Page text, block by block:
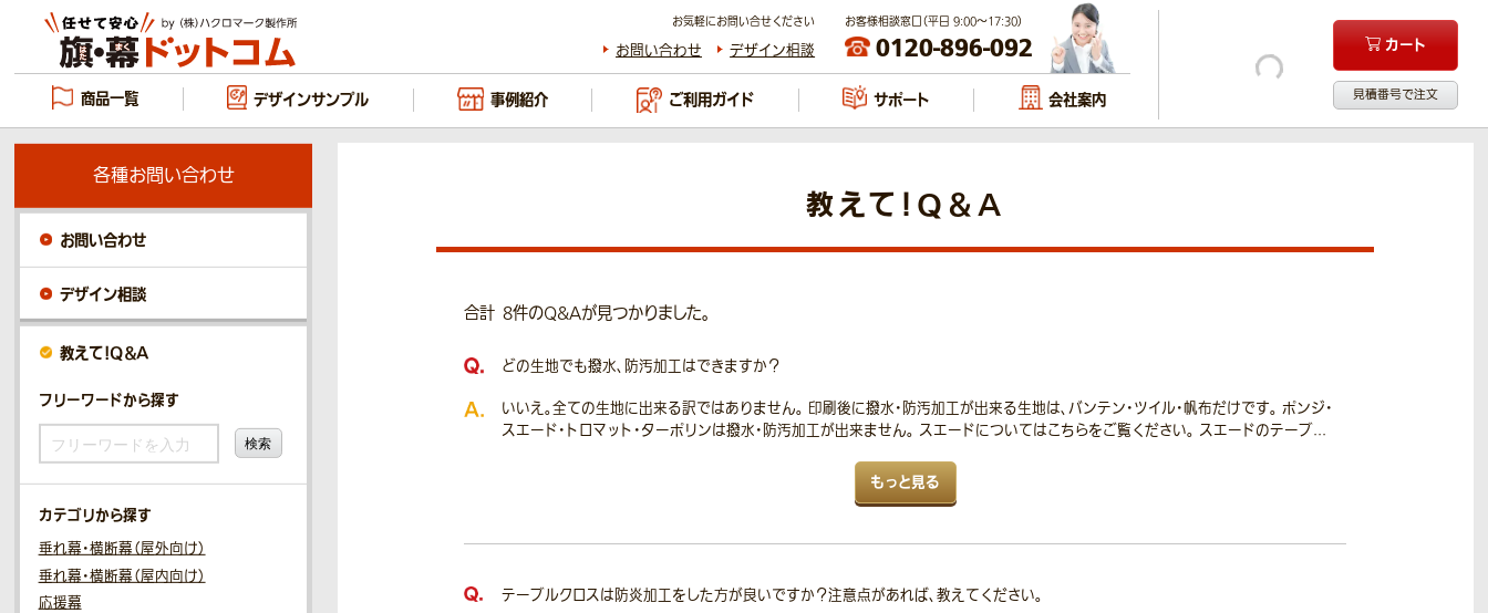
お気軽にお問い合せください
お問い合わせ デザイン相談
お客様相談窓口（平日 9:00～17:30）
0120-896-092 カート
見積番号で注文
商品一覧 デザインサンプル 事例紹介 ご利用ガイド サポート 会社案内
教えて！Q＆A
合計 8件のQ&Aが見つかりました。
どの生地でも撥水、防汚加工はできますか？
いいえ。全ての生地に出来る訳ではありません。 印刷後に撥水・防汚加工が出来る生地は、バンテン・ツイル・帆布だけです。 ポンジ・
スエード・トロマット・ターポリンは撥水・防汚加工が出来ません。 スエードについてはこちらをご覧ください。 スエードのテーブ...
もっと見る
テーブルクロスは防炎加工をした方が良いですか？注意点があれば、教えてください。
各種お問い合わせ
お問い合わせ
デザイン相談
教えて！Q＆A
フリーワードから探す
カテゴリから探す
垂れ幕・横断幕（屋外向け）
垂れ幕・横断幕（屋内向け）
応援幕